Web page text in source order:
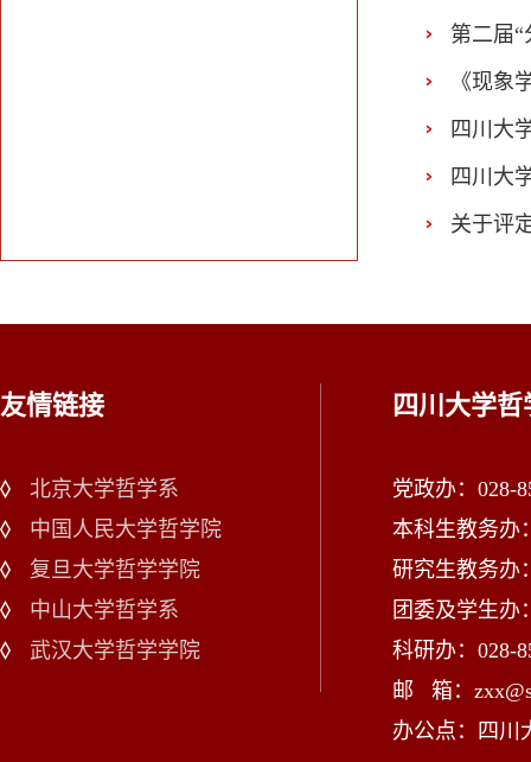
第二届
《现象
四川大
四川大
关于评
友情链接
北京大学哲学系
中国人民大学哲学院
复旦大学哲学学院
中山大学哲学系
武汉大学哲学学院
四川大学哲
党政办：028-
本科生教务办
研究生教务办
团委及学生办
科研办：028-
邮 箱：
办公点：四川